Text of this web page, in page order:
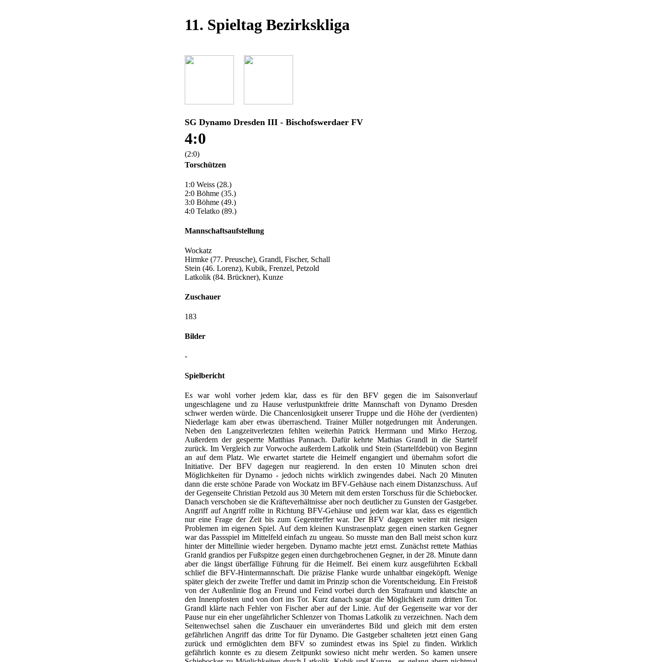
11. Spieltag Bezirkskliga
SG Dynamo Dresden III - Bischofswerdaer FV
4:0
(2:0)
Torschützen
1:0 Weiss (28.)
2:0 Böhme (35.)
3:0 Böhme (49.)
4:0 Telatko (89.)
Mannschaftsaufstellung
Wockatz
Hirmke (77. Preusche), Grandl, Fischer, Schall
Stein (46. Lorenz), Kubik, Frenzel, Petzold
Latkolik (84. Brückner), Kunze
Zuschauer
183
Bilder
-
Spielbericht
Es war wohl vorher jedem klar, dass es für den BFV gegen die im Saisonverlauf
ungeschlagene und zu Hause verlustpunktfreie dritte Mannschaft von Dynamo Dresden
schwer werden würde. Die Chancenlosigkeit unserer Truppe und die Höhe der (verdienten)
Niederlage kam aber etwas überraschend. Trainer Müller notgedrungen mit Änderungen.
Neben den Langzeitverletzten fehlten weiterhin Patrick Herrmann und Mirko Herzog.
Außerdem der gesperrte Matthias Pannach. Dafür kehrte Mathias Grandl in die Startelf
zurück. Im Vergleich zur Vorwoche außerdem Latkolik und Stein (Startelfdebüt) von Beginn
an auf dem Platz. Wie erwartet startete die Heimelf engangiert und übernahm sofort die
Initiative. Der BFV dagegen nur reagierend. In den ersten 10 Minuten schon drei
Möglichkeiten für Dynamo - jedoch nichts wirklich zwingendes dabei. Nach 20 Minuten
dann die erste schöne Parade von Wockatz im BFV-Gehäuse nach einem Distanzschuss. Auf
der Gegenseite Christian Petzold aus 30 Metern mit dem ersten Torschuss für die Schiebocker.
Danach verschoben sie die Kräfteverhältnisse aber noch deutlicher zu Gunsten der Gastgeber.
Angriff auf Angriff rollte in Richtung BFV-Gehäuse und jedem war klar, dass es eigentlich
nur eine Frage der Zeit bis zum Gegentreffer war. Der BFV dagegen weiter mit riesigen
Problemen im eigenen Spiel. Auf dem kleinen Kunstrasenplatz gegen einen starken Gegner
war das Passspiel im Mittelfeld einfach zu ungeau. So musste man den Ball meist schon kurz
hinter der Mittellinie wieder hergeben. Dynamo machte jetzt ernst. Zunächst rettete Mathias
Granld grandios per Fußspitze gegen einen durchgebrochenen Gegner, in der 28. Minute dann
aber die längst überfällige Führung für die Heimelf. Bei einem kurz ausgeführten Eckball
schlief die BFV-Hintermannschaft. Die präzise Flanke wurde unhaltbar eingeköpft. Wenige
später gleich der zweite Treffer und damit im Prinzip schon die Vorentscheidung. Ein Freistoß
von der Außenlinie flog an Freund und Feind vorbei durch den Strafraum und klatschte an
den Innenpfosten und von dort ins Tor. Kurz danach sogar die Möglichkeit zum dritten Tor.
Grandl klärte nach Fehler von Fischer aber auf der Linie. Auf der Gegenseite war vor der
Pause nur ein eher ungefährlicher Schlenzer von Thomas Latkolik zu verzeichnen. Nach dem
Seitenwechsel sahen die Zuschauer ein unverändertes Bild und gleich mit dem ersten
gefährlichen Angriff das dritte Tor für Dynamo. Die Gastgeber schalteten jetzt einen Gang
zurück und ermöglichten dem BFV so zumindest etwas ins Spiel zu finden. Wirklich
gefährlich konnte es zu diesem Zeitpunkt sowieso nicht mehr werden. So kamen unsere